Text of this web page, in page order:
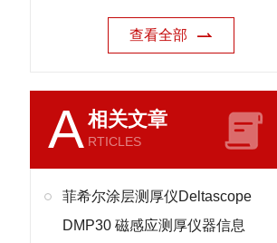
查看全部
A相关文章
RTICLES
菲希尔涂层测厚仪Deltascope
DMP30 磁感应测厚仪器信息